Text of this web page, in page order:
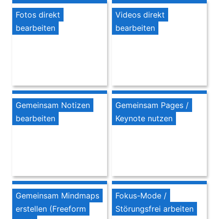
Fotos direkt
bearbeiten
Videos direkt
bearbeiten
Gemeinsam Notizen
bearbeiten
Gemeinsam Pages /
Keynote nutzen
Gemeinsam Mindmaps
erstellen (Freeform
Fokus-Mode /
Störungsfrei arbeiten